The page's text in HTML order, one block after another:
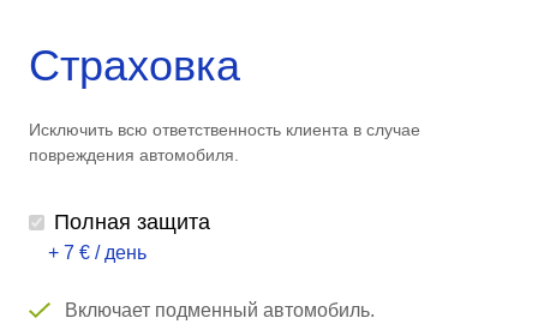
Страховка
Исключить всю ответственность клиента в случае
повреждения автомобиля.
Полная защита
+ 7 € / день
Включает подменный автомобиль.